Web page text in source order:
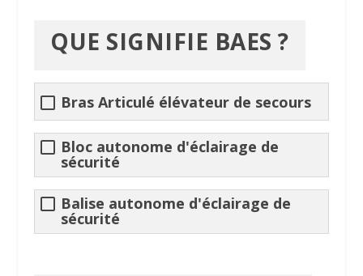
QUE SIGNIFIE BAES ?
Bras Articulé élévateur de secours
Bloc autonome d'éclairage de
sécurité
Balise autonome d'éclairage de
sécurité